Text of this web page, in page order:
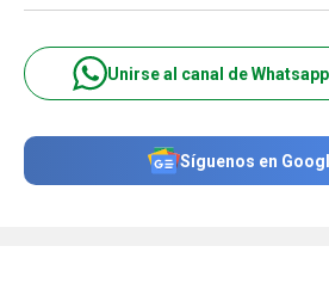
Unirse al canal de
Síguenos en